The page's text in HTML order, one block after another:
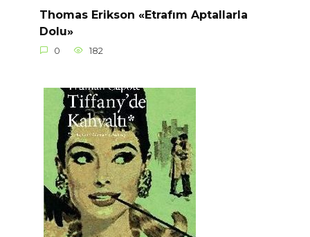
Thomas Erikson «Etrafım Aptallarla
Dolu»
0 182